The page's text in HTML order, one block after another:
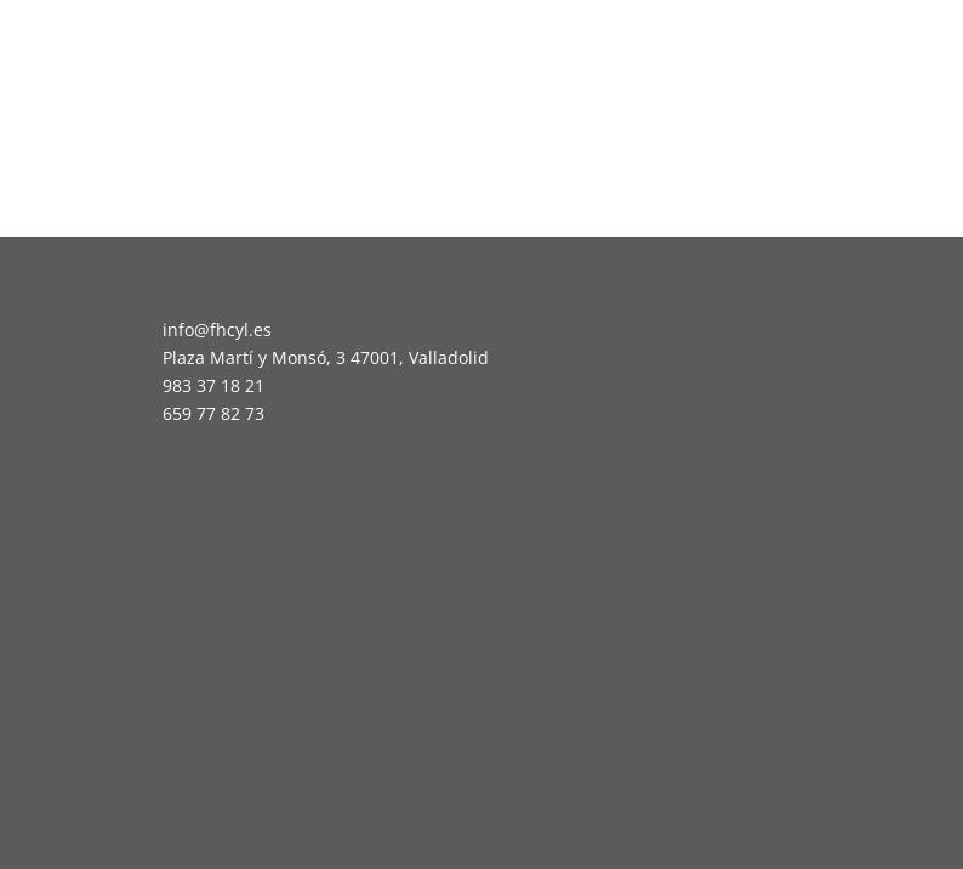
info@fhcyl.es
Plaza Martí y Monsó, 3 47001, Valladolid
983 37 18 21
659 77 82 73